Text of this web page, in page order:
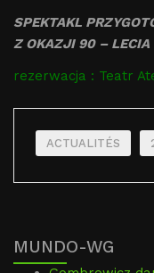
SPEKTAKL
Z OKAZJI 90 – LECIA
rezerwacja : Teatr
ACTUALITÉS
MUNDO-WG